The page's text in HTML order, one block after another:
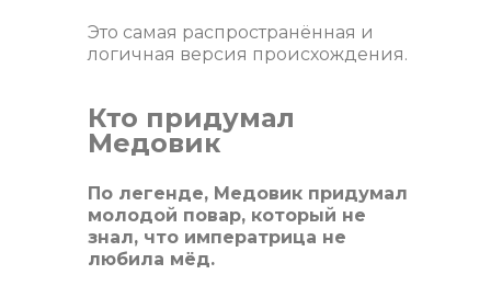
Это самая распространённая и
логичная версия происхождения.
Кто придумал
Медовик
По легенде, Медовик придумал
молодой повар, который не
знал, что императрица не
любила мёд.